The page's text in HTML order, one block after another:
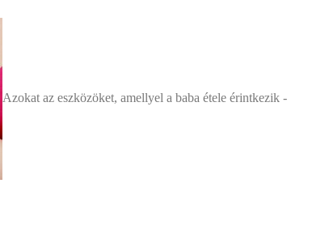
Azokat az eszközöket, amellyel a baba étele érintkezik -